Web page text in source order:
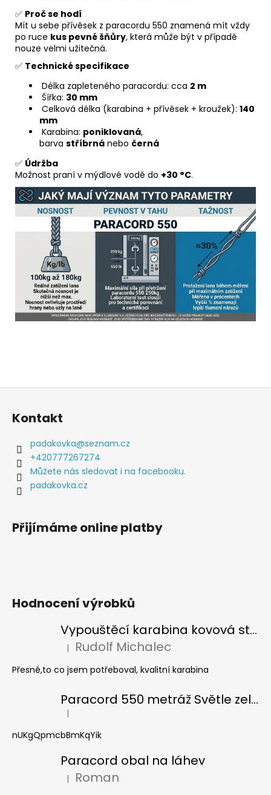
✅ Proč se hodí
Mít u sebe přívěsek z paracordu 550 znamená mít vždy
po ruce kus pevné šňůry, která může být v případě
nouze velmi užitečná.
✅ Technické specifikace
Délka zapleteného paracordu: cca 2 m
Šířka: 30 mm
Celková délka (karabina + přívěsek + kroužek): 140
mm
Karabina: poniklovaná,
barva stříbrná nebo černá
✅ Údržba
Možnost praní v mýdlové vodě do +30 °C.
Z
Kontakt
padakovka@seznam.cz
+420777267274
Můžete nás sledovat i na facebooku.
padakovka.cz
Přijímáme online platby
Hodnocení výrobků
Vypouštěcí karabina kovová stříbrná
Hodnocení produktu je 5 z 5 hvězdiček.
| Rudolf Michalec
Přesně,to co jsem potřeboval, kvalitní karabina
Paracord 550 metráž Světle zelená
Hodnocení produktu je 5 z 5 hvězdiček.
|
nUKgQpmcbBmKqYik
Paracord obal na láhev
Hodnocení produktu je 5 z 5 hvězdiček.
| Roman